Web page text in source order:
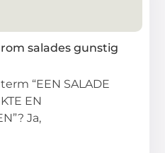
salades gunstig
“EEN SALADE
EN
Ja,